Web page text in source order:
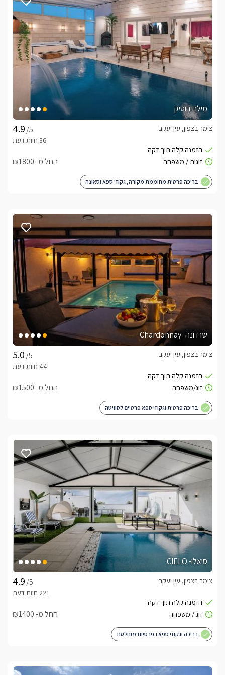
לידיעתכם, הפרטים המוצגים באתר: התפוסה המחירים והמבצעים
מעודכנים ומאומתים. תוכלו לבדוק ולבצע הזמנה באהבה רבה ♥
לפרטים נוספים או שאלות אנחנו פה לשירותכם
בברכה, לידור -
052-9125265
לצפייה באטרקציות ומסעדות בקרבת פברז’ה- סוויטת
יוקרה - לחצו כאן
מילה בוטיק
/5
צימר בצפון, עין יעקב
החל מ- ₪1800
בריכה פרטית מחוממת מקורה, גקוזי ספא וסאונה
שרדונה- Chardonnay
/5
צימר בצפון, עין יעקב
החל מ- ₪1500
בריכה פרטית וגקוזי ספא פרטיים לסוויטה
סיאלו- CIELO
/5
צימר בצפון, עין יעקב
החל מ- ₪1400
בריכה וגקוזי ספא בפרטיות מוחלטת